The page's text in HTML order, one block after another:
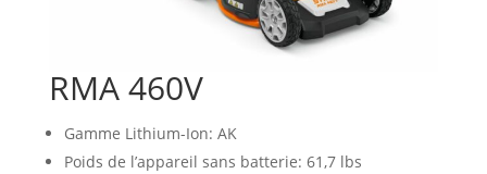
RMA 460V
Gamme Lithium-Ion: AK
Poids de l’appareil sans batterie: 61,7 lbs